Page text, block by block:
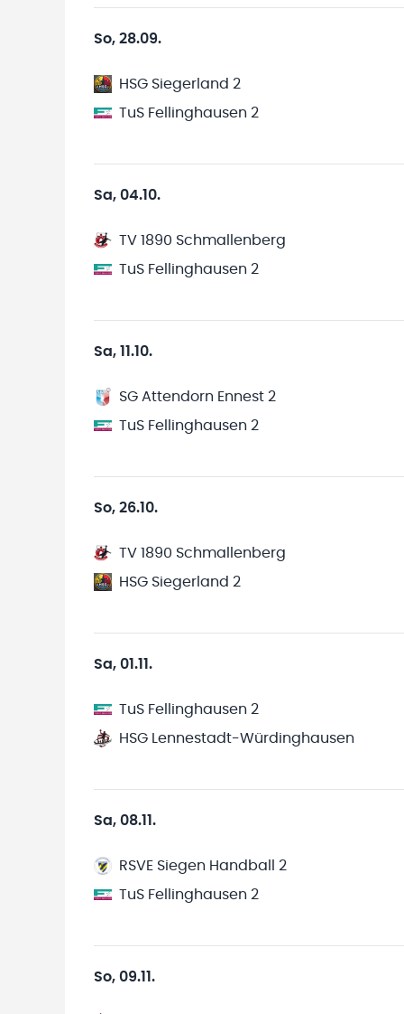
So, 28.09.
HSG Siegerland 2
TuS Fellinghausen 2
Sa, 04.10.
TV 1890 Schmallenberg
TuS Fellinghausen 2
Sa, 11.10.
SG Attendorn Ennest 2
TuS Fellinghausen 2
So, 26.10.
TV 1890 Schmallenberg
HSG Siegerland 2
Sa, 01.11.
TuS Fellinghausen 2
HSG Lennestadt-Würdinghausen
Sa, 08.11.
RSVE Siegen Handball 2
TuS Fellinghausen 2
So, 09.11.